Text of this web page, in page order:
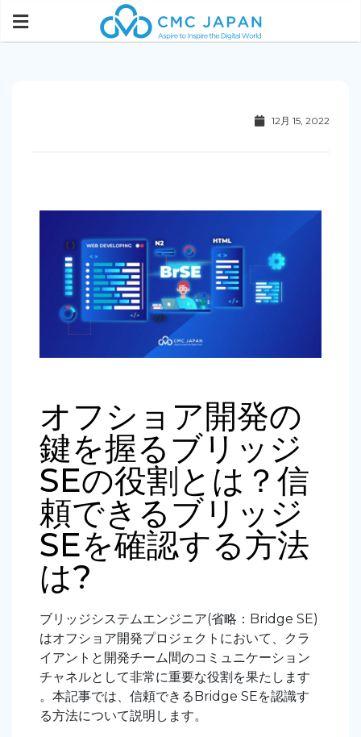
12月 15, 2022
オフショア開発の
鍵を握るブリッジ
SEの役割とは？信
頼できるブリッジ
SEを確認する方法
は?
ブリッジシステムエンジニア(省略：Bridge SE)
はオフショア開発プロジェクトにおいて、クラ
イアントと開発チーム間のコミュニケーション
チャネルとして非常に重要な役割を果たします
。本記事では、信頼できるBridge SEを認識す
る方法について説明します。